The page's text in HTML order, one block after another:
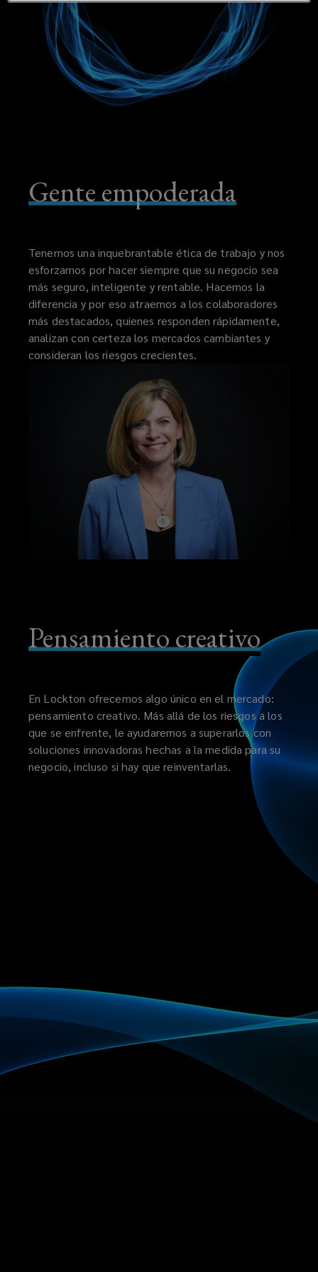
interés
asociados.
Gente empoderada
Tenemos una inquebrantable ética de trabajo y nos
esforzamos por hacer siempre que su negocio sea
más seguro, inteligente y rentable. Hacemos la
diferencia y por eso atraemos a los colaboradores
más destacados, quienes responden rápidamente,
analizan con certeza los mercados cambiantes y
consideran los riesgos crecientes.
Pensamiento creativo
En Lockton ofrecemos algo único en el mercado:
pensamiento creativo. Más allá de los riesgos a los
que se enfrente, le ayudaremos a superarlos con
soluciones innovadoras hechas a la medida para su
negocio, incluso si hay que reinventarlas.